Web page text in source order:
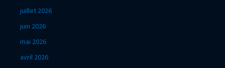
juillet 2026
juin 2026
mai 2026
avril 2026